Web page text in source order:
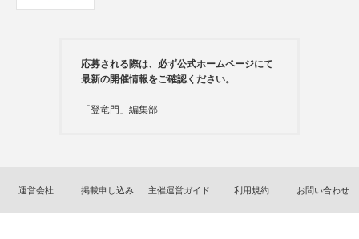
応募される際は、必ず公式ホームページにて
最新の開催情報をご確認ください。
「登竜門」編集部
運営会社 掲載申し込み 主催運営ガイド 利用規約 お問い合わせ